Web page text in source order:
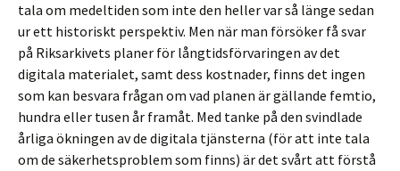
tala om medeltiden som inte den heller var så länge sedan
ur ett historiskt perspektiv. Men när man försöker få svar
på Riksarkivets planer för långtidsförvaringen av det
digitala materialet, samt dess kostnader, finns det ingen
som kan besvara frågan om vad planen är gällande femtio,
hundra eller tusen år framåt. Med tanke på den svindlade
årliga ökningen av de digitala tjänsterna (för att inte tala
om de säkerhetsproblem som finns) är det svårt att förstå